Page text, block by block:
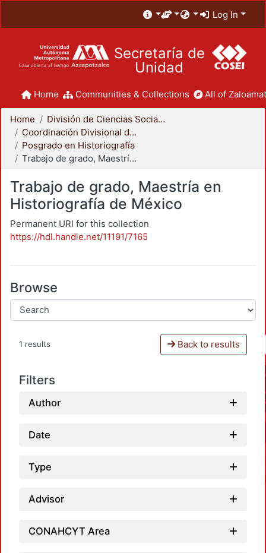
Log In
Secretaría de
Unidad
Home Communities & Collections All of
Home
División de Ciencias Sociales y Humanidades
Coordinación Divisional de Posgrado
Posgrado en Historiografía
Trabajo de grado, Maestría en Historiografía de México
Trabajo de grado, Maestría en
Historiografía de México
Permanent URI for this collection
https://hdl.handle.net/11191/7165
Browse
1 results Back to results
Filters
Author
Date
Type
Advisor
CONAHCYT Area